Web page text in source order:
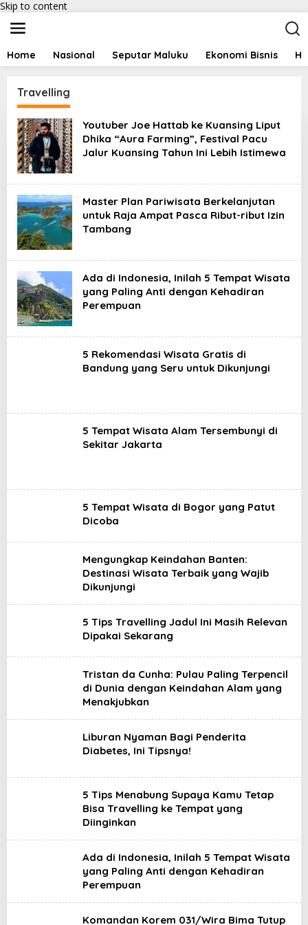
Skip to content
Home Nasional Seputar Maluku Ekonomi Bisnis
Travelling
Youtuber Joe Hattab ke Kuansing Liput
Dhika “Aura Farming”, Festival Pacu
Jalur Kuansing Tahun Ini Lebih Istimewa
Master Plan Pariwisata Berkelanjutan
untuk Raja Ampat Pasca Ribut-ribut Izin
Tambang
Ada di Indonesia, Inilah 5 Tempat Wisata
yang Paling Anti dengan Kehadiran
Perempuan
5 Rekomendasi Wisata Gratis di
Bandung yang Seru untuk Dikunjungi
5 Tempat Wisata Alam Tersembunyi di
Sekitar Jakarta
5 Tempat Wisata di Bogor yang Patut
Dicoba
Mengungkap Keindahan Banten:
Destinasi Wisata Terbaik yang Wajib
Dikunjungi
5 Tips Travelling Jadul Ini Masih Relevan
Dipakai Sekarang
Tristan da Cunha: Pulau Paling Terpencil
di Dunia dengan Keindahan Alam yang
Menakjubkan
Liburan Nyaman Bagi Penderita
Diabetes, Ini Tipsnya!
5 Tips Menabung Supaya Kamu Tetap
Bisa Travelling ke Tempat yang
Diinginkan
Ada di Indonesia, Inilah 5 Tempat Wisata
yang Paling Anti dengan Kehadiran
Perempuan
Komandan Korem 031/Wira Bima Tutup